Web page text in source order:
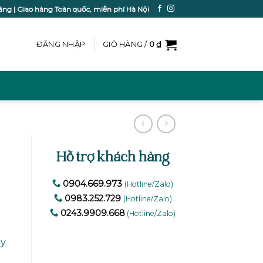
| Giao hàng Toàn quốc, miễn phí Hà Nội
ĐĂNG NHẬP GIỎ HÀNG / 0₫
Hỗ trợ khách hàng
0904.669.973 (Hotline/Zalo)
0983.252.729 (Hotline/Zalo)
0243.9909.668 (Hotline/Zalo)